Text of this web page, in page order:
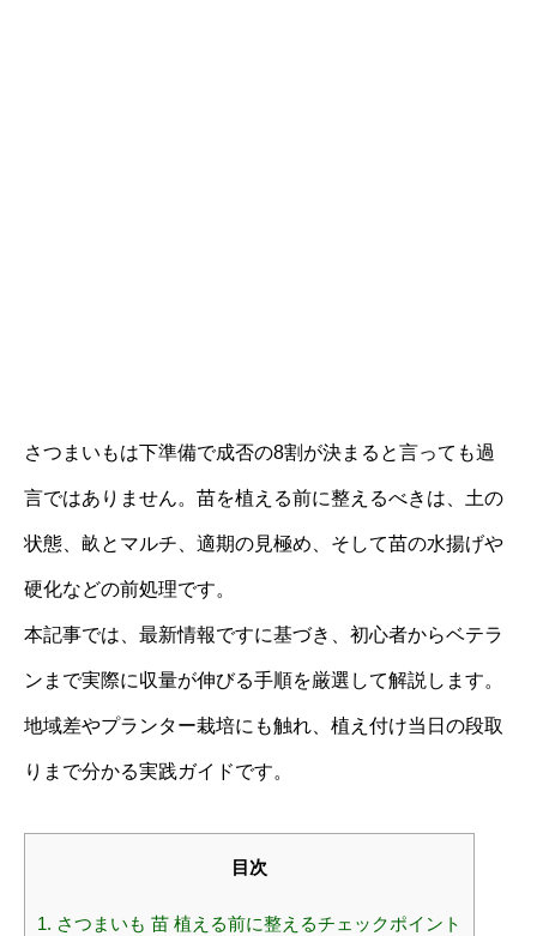
さつまいもは下準備で成否の8割が決まると言っても過
言ではありません。苗を植える前に整えるべきは、土の
状態、畝とマルチ、適期の見極め、そして苗の水揚げや
硬化などの前処理です。
本記事では、最新情報ですに基づき、初心者からベテラ
ンまで実際に収量が伸びる手順を厳選して解説します。
地域差やプランター栽培にも触れ、植え付け当日の段取
りまで分かる実践ガイドです。
目次
1. さつまいも 苗 植える前に整えるチェックポイント